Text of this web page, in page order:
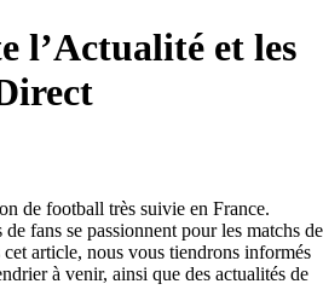
l’Actualité et les
de football très suivie en France.
fans se passionnent pour les matchs de
article, nous vous tiendrons informés
à venir, ainsi que des actualités de